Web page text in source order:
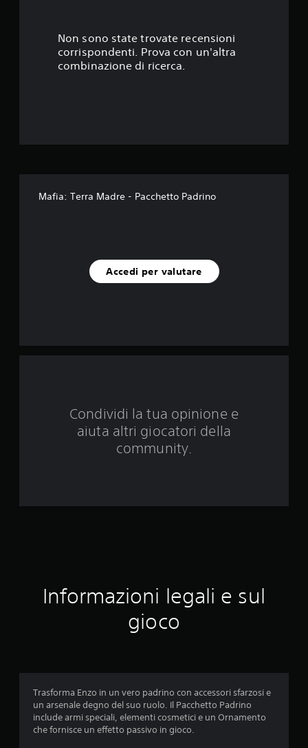
l
e
u
u
z
i
o
Non sono state trovate recensioni
corrispondenti. Prova con un'altra
combinazione di ricerca.
Mafia: Terra Madre - Pacchetto Padrino
Accedi per valutare
Condividi la tua opinione e
aiuta altri giocatori della
community.
Informazioni legali e sul
gioco
Trasforma Enzo in un vero padrino con accessori sfarzosi e
un arsenale degno del suo ruolo. Il Pacchetto Padrino
include armi speciali, elementi cosmetici e un Ornamento
che fornisce un effetto passivo in gioco.